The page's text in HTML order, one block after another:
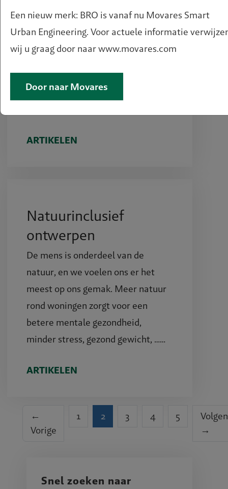
Rijk, provincie, gemeenten en
woningcorporaties hebben hun
handtekening gezet onder de
regionale Woondeals. De wens is
om te zorgen voor 130%
plancapaciteit, maar dat wordt een
ARTIKELEN
Natuurinclusief
ontwerpen
De mens is onderdeel van de
natuur, en we voelen ons er het
meest op ons gemak. Meer natuur
rond woningen zorgt voor een
betere mentale gezondheid,
minder stress, gezond gewicht, ……
ARTIKELEN
←
Vorige
1 2(huidige)
3 4 5
→
Snel zoeken naar
Een nieuw merk: BRO is vanaf nu Movares Smart
Urban Engineering. Voor actuele informatie
wij u graag door naar www.movares.com
Door naar Movares